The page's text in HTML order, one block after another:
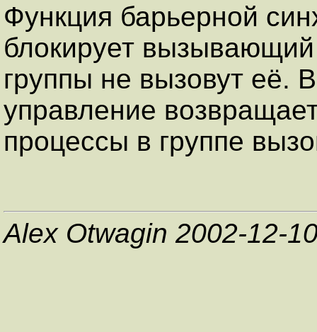
Функция барьерной
блокирует
группы не вызовут её.
управление
процессы в группе
Alex Otwagin 2002-12-